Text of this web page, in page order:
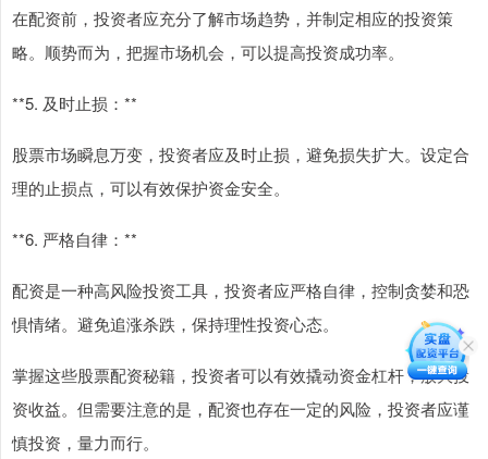
在配资前，投资者应充分了解市场趋势，并制定相应的投资策
略。顺势而为，把握市场机会，可以提高投资成功率。
**5. 及时止损：**
股票市场瞬息万变，投资者应及时止损，避免损失扩大。设定合
理的止损点，可以有效保护资金安全。
**6. 严格自律：**
配资是一种高风险投资工具，投资者应严格自律，控制贪婪和恐
惧情绪。避免追涨杀跌，保持理性投资心态。
掌握这些股票配资秘籍，投资者可以有效撬动资金杠杆，放大投
资收益。但需要注意的是，配资也存在一定的风险，投资者应谨
慎投资，量力而行。